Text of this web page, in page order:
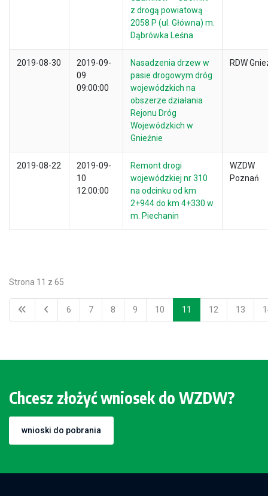
z drogą powiatową
2058 P (ul. Główna) m.
Dąbrówka Leśna
2019-08-30
2019-09-
09
09:00:00
Nasadzenia drzew w
pasie drogowym dróg
wojewódzkich na
obszerze działania
Rejonu Dróg
Wojewódzkich w
Gnieźnie
RDW
2019-08-22
2019-09-
10
12:00:00
Remont drogi
wojewódzkiej nr 310
na odcinku od km
2+944 do km 4+330 w
m. Piechanin
WZDW
Poznań
Strona 11 z 65
6 7 8 9 10 11 12 13
Chcesz złożyć wniosek do WZDW?
wnioski do pobrania